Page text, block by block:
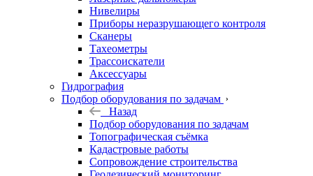
Нивелиры
Приборы неразрушающего контроля
Сканеры
Тахеометры
Трассоискатели
Аксессуары
Гидрография
Подбор оборудования по задачам
Назад
Подбор оборудования по задачам
Топографическая съёмка
Кадастровые работы
Сопровождение строительства